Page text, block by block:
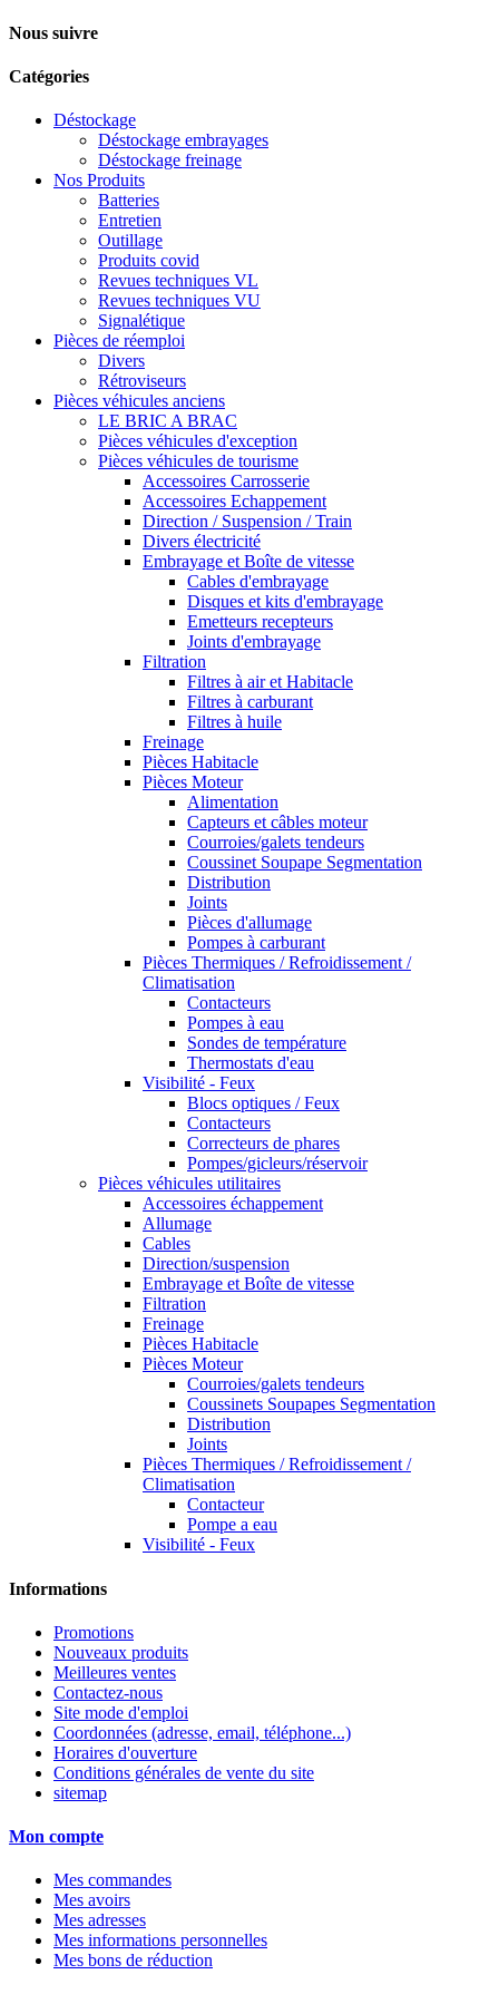
Nous suivre
Catégories
Déstockage
Déstockage embrayages
Déstockage freinage
Nos Produits
Batteries
Entretien
Outillage
Produits covid
Revues techniques VL
Revues techniques VU
Signalétique
Pièces de réemploi
Divers
Rétroviseurs
Pièces véhicules anciens
LE BRIC A BRAC
Pièces véhicules d'exception
Pièces véhicules de tourisme
Accessoires Carrosserie
Accessoires Echappement
Direction / Suspension / Train
Divers électricité
Embrayage et Boîte de vitesse
Cables d'embrayage
Disques et kits d'embrayage
Emetteurs recepteurs
Joints d'embrayage
Filtration
Filtres à air et Habitacle
Filtres à carburant
Filtres à huile
Freinage
Pièces Habitacle
Pièces Moteur
Alimentation
Capteurs et câbles moteur
Courroies/galets tendeurs
Coussinet Soupape Segmentation
Distribution
Joints
Pièces d'allumage
Pompes à carburant
Pièces Thermiques / Refroidissement /
Climatisation
Contacteurs
Pompes à eau
Sondes de température
Thermostats d'eau
Visibilité - Feux
Blocs optiques / Feux
Contacteurs
Correcteurs de phares
Pompes/gicleurs/réservoir
Pièces véhicules utilitaires
Accessoires échappement
Allumage
Cables
Direction/suspension
Embrayage et Boîte de vitesse
Filtration
Freinage
Pièces Habitacle
Pièces Moteur
Courroies/galets tendeurs
Coussinets Soupapes Segmentation
Distribution
Joints
Pièces Thermiques / Refroidissement /
Climatisation
Contacteur
Pompe a eau
Visibilité - Feux
Informations
Promotions
Nouveaux produits
Meilleures ventes
Contactez-nous
Site mode d'emploi
Coordonnées (adresse, email, téléphone...)
Horaires d'ouverture
Conditions générales de vente du site
sitemap
Mon compte
Mes commandes
Mes avoirs
Mes adresses
Mes informations personnelles
Mes bons de réduction